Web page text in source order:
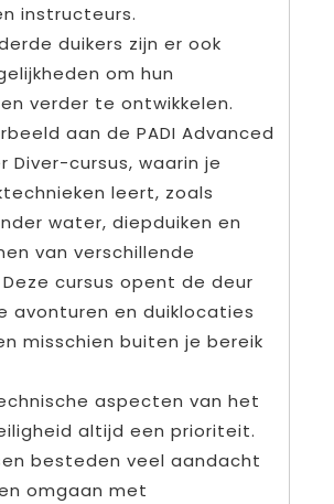
instructeurs.
duikers zijn er ook
om hun
verder te ontwikkelen.
aan de PADI Advanced
Diver-cursus, waarin je
leert, zoals
water, diepduiken en
van verschillende
cursus opent de deur
avonturen en duiklocaties
misschien buiten je bereik
aspecten van het
altijd een prioriteit.
besteden veel aandacht
omgaan met